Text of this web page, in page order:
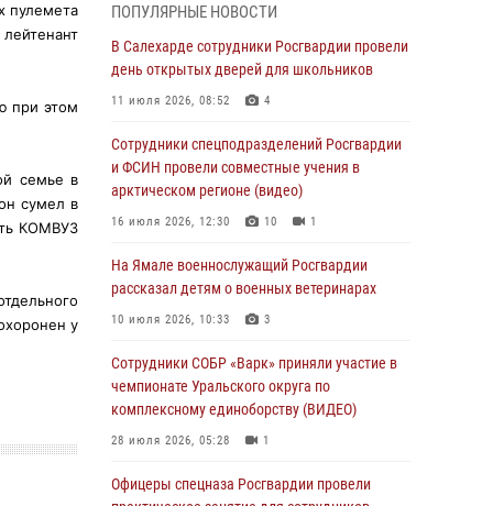
пулемета
при этом
семье в
сумел в
КОМВУЗ
у
Росгвардия обеспечила общественный
порядок в период празднования Дня ВДВ на
Генерал-полковник Юрий Аверин выступил на
Всероссийском молодёжном
образовательном форуме «Территория
03 августа 2026, 06:54 2
Директор Росгвардии Герой России генерал
специалистов подразделений тыла с
профессиональным праздником
01 августа 2026, 11:28
мастерство на Ямале
ПОПУЛЯРНЫЕ НОВОСТИ
В Салехарде сотрудники Росгвардии провели
день открытых дверей для школьников
11 июля 2026, 08:52 4
Сотрудники спецподразделений Росгвардии
и ФСИН провели совместные учения в
арктическом регионе (видео)
16 июля 2026, 12:30 10 1
На Ямале военнослужащий Росгвардии
рассказал детям о военных ветеринарах
10 июля 2026, 10:33 3
Сотрудники СОБР «Варк» приняли участие в
чемпионате Уральского округа по
комплексному единоборству (ВИДЕО)
28 июля 2026, 05:28 1
Офицеры спецназа Росгвардии провели